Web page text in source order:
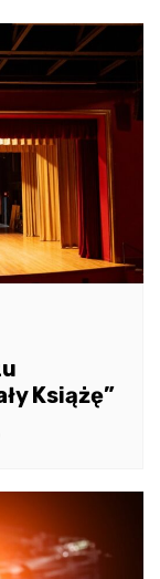
Książę”